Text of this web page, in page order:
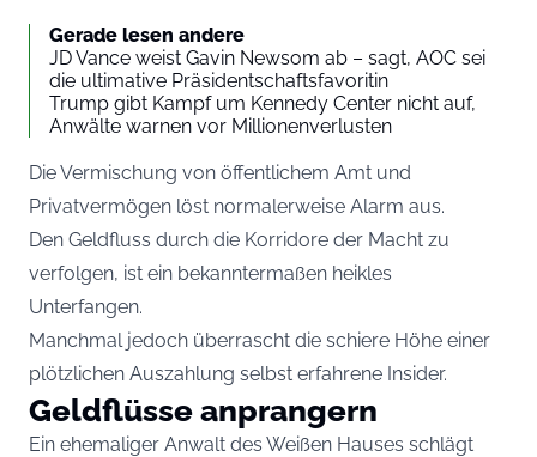
Gerade lesen andere
JD Vance weist Gavin Newsom ab – sagt, AOC sei
die ultimative Präsidentschaftsfavoritin
Trump gibt Kampf um Kennedy Center nicht auf,
Anwälte warnen vor Millionenverlusten
Die Vermischung von öffentlichem Amt und
Privatvermögen löst normalerweise Alarm aus.
Den Geldfluss durch die Korridore der Macht zu
verfolgen, ist ein bekanntermaßen heikles
Unterfangen.
Manchmal jedoch überrascht die schiere Höhe einer
plötzlichen Auszahlung selbst erfahrene Insider.
Geldflüsse anprangern
Ein ehemaliger Anwalt des Weißen Hauses schlägt